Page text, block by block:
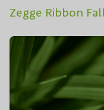
Zegge Ribbon